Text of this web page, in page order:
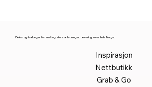
Dekor og ballonger for små og store anledninger. Levering over hele Norge.
Inspirasjon
Nettbutikk
Grab & Go